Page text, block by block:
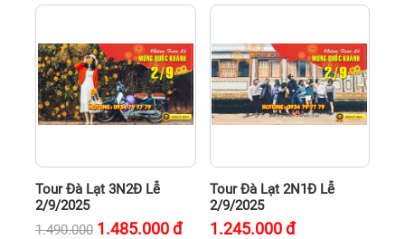
Tour Đà Lạt 3N2Đ Lễ
2/9/2025
1.490.000 1.485.000đ
Tour Đà Lạt 2N1Đ Lễ
2/9/2025
1.245.000đ